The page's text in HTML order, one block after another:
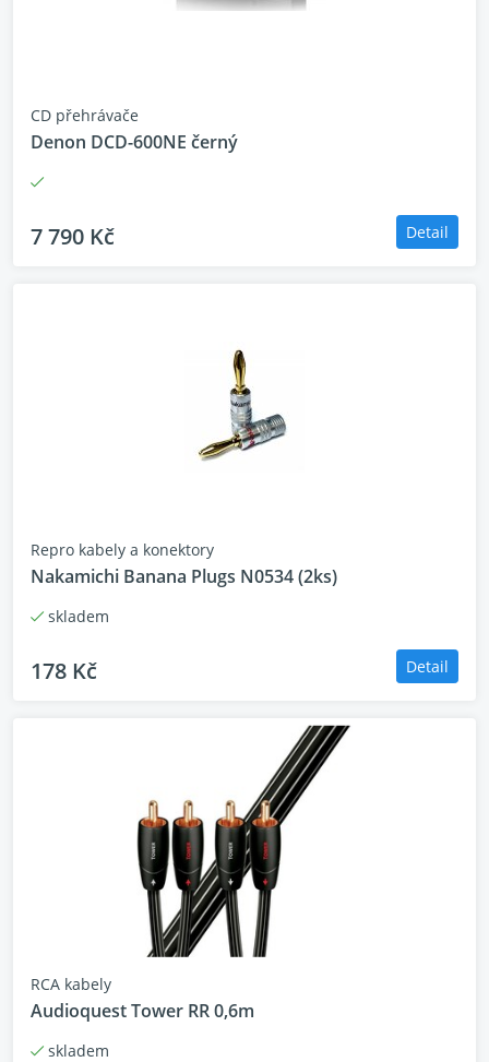
CD přehrávače
Denon DCD-600NE černý
7 790 Kč Detail
Repro kabely a konektory
Nakamichi Banana Plugs N0534 (2ks)
skladem
178 Kč Detail
RCA kabely
Audioquest Tower RR 0,6m
skladem